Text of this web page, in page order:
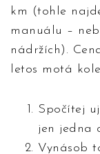
km (tohle
manuálu –
nádržích).
letos motá
Spočítej
jen jedna
Vynásob